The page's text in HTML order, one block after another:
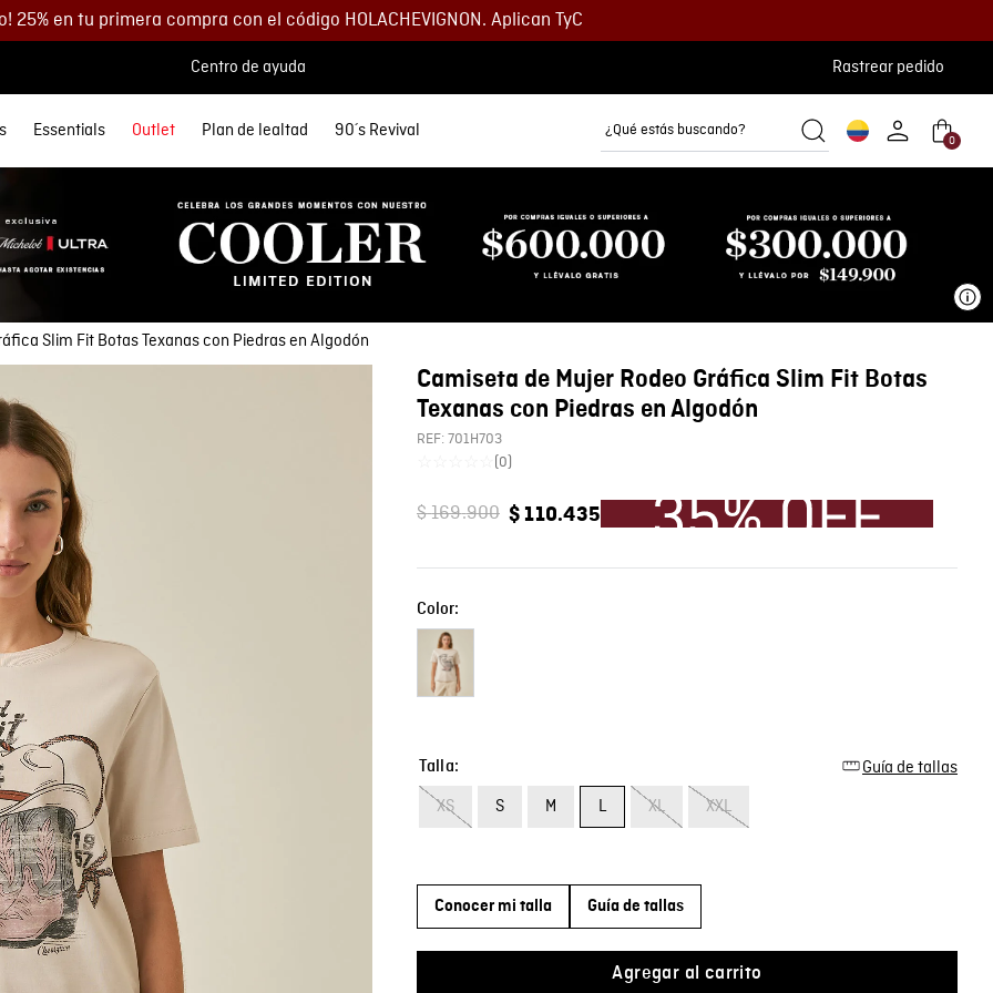
25% en tu primera compra con el código HOLACHEVIGNON. Aplican TyC
Centro de ayuda Rastrear pedido
Accesorios
y Morrales
Lo más nuevo
Spring Summer
Ver todo Hombre
Polos
Parches
Lo más nuevo
Spring Summer
Ver todo Mujer
Chaquetas
Buzos
Essentials Outlet
35% DCTO
40% DCTO
Plan de lealtad 90´s Revival
¿Qué estás buscando?
0
Slim Fit Botas Texanas con Piedras en Algodón
Camiseta de Mujer Rodeo Gráfica Slim Fit Botas
Texanas con Piedras en Algodón
REF: 701H703
(0)
$169.900 $ 110.435
Color:
Guía de tallas
Talla
XS S M L XL XXL
Conocer mi talla Guía de tallas
Agregar al carrito
Cuero Hombre